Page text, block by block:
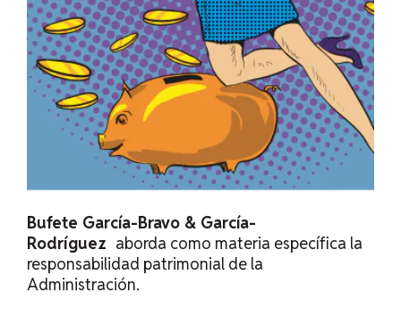
Bufete García-Bravo & García-
Rodríguez aborda como materia específica la
responsabilidad patrimonial de la
Administración.